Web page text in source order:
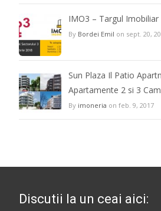
IMO3 – Targul Imobiliar
By Bordei Emil on sept. 20,
Sun Plaza Il Patio
Apartamente 2 si 3
By imoneria on feb. 9, 2017
Discutii la un ceai aici: